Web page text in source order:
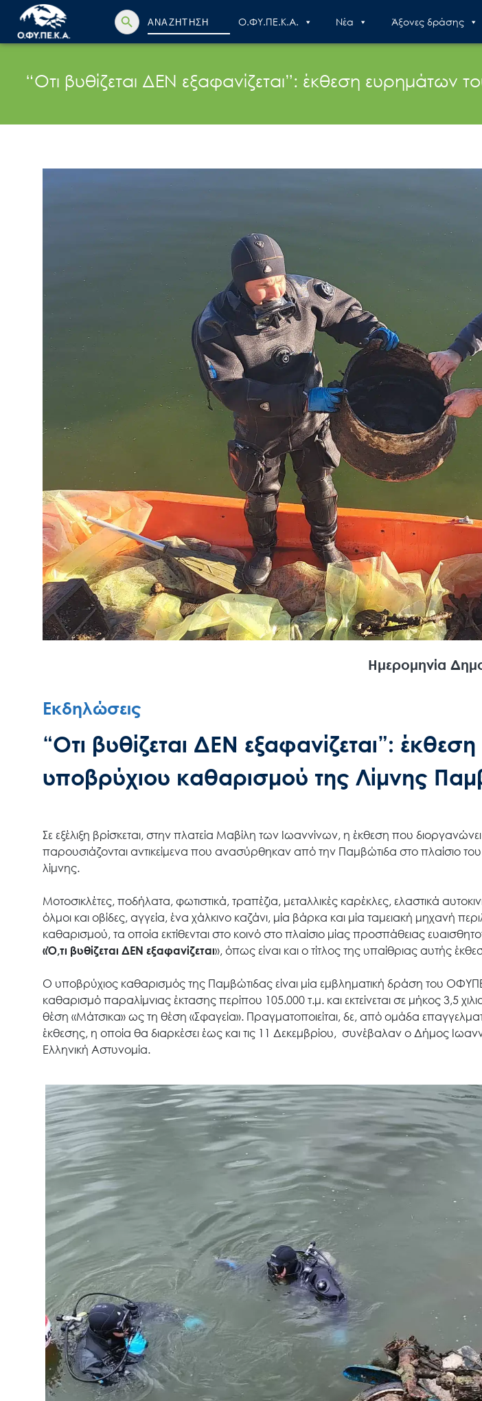
Search
for:
Search Button
Ο.ΦΥ.ΠΕ.Κ.Α. Nέα Άξονες δράσης
Νέα –
Άξονες
“Οτι βυθίζεται ΔΕΝ εξαφανίζεται”: έκθεση
Ημερομηνία
Εκδηλώσεις
“Οτι βυθίζεται ΔΕΝ εξαφανίζεται”:
υποβρύχιου καθαρισμού της Λίμνης
Σε εξέλιξη βρίσκεται, στην πλατεία Μαβίλη των Ιωαννίνων, η έκθεση που
παρουσιάζονται αντικείμενα που ανασύρθηκαν από την Παμβώτιδα στο πλαίσιο
λίμνης.
Μοτοσικλέτες, ποδήλατα, φωτιστικά, τραπέζια, μεταλλικές καρέκλες, ελαστικά
όλμοι και οβίδες, αγγεία, ένα χάλκινο καζάνι, μία βάρκα και μία ταμειακή μηχανή
καθαρισμού, τα οποία εκτίθενται στο κοινό στο πλαίσιο μίας προσπάθειας
«Ό,τι βυθίζεται ΔΕΝ εξαφανίζεται», όπως είναι και ο τίτλος της υπαίθριας αυτής
Ο υποβρύχιος καθαρισμός της Παμβώτιδας είναι μία εμβληματική δράση του
καθαρισμό παραλίμνιας έκτασης περίπου 105.000 τ.μ. και εκτείνεται σε μήκος 3,5
θέση «Μάτσικα» ως τη θέση «Σφαγεία». Πραγματοποιείται, δε, από ομάδα
έκθεσης, η οποία θα διαρκέσει έως και τις 11 Δεκεμβρίου, συνέβαλαν ο Δήμος
Ελληνική Αστυνομία.